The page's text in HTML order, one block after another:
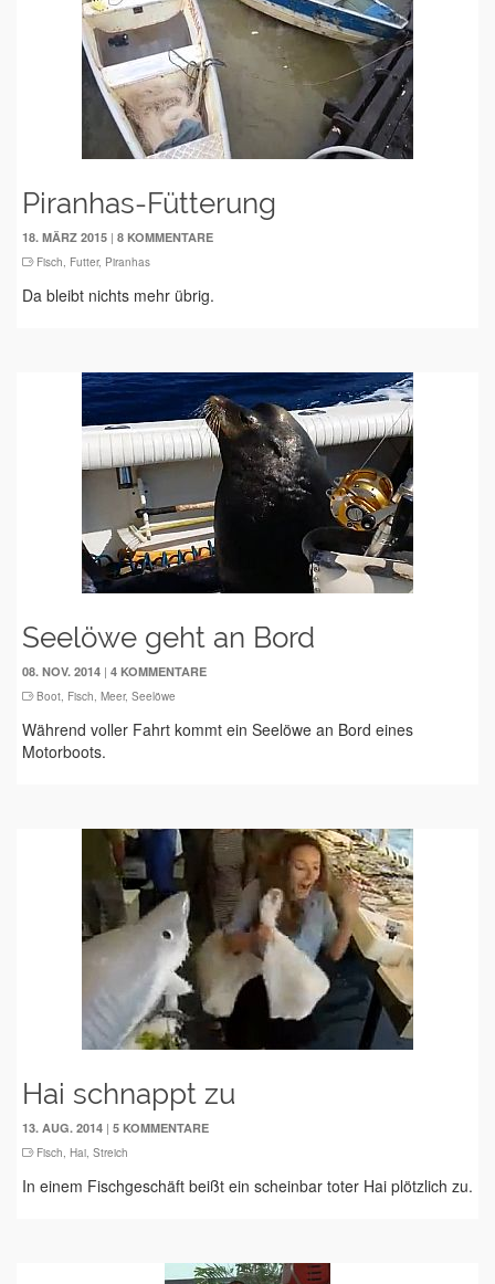
Piranhas-Fütterung
18. MÄRZ 2015 | 8 KOMMENTARE
Fisch, Futter, Piranhas
Da bleibt nichts mehr übrig.
Seelöwe geht an Bord
08. NOV. 2014 | 4 KOMMENTARE
Boot, Fisch, Meer, Seelöwe
Während voller Fahrt kommt ein Seelöwe an Bord eines
Motorboots.
Hai schnappt zu
13. AUG. 2014 | 5 KOMMENTARE
Fisch, Hai, Streich
In einem Fischgeschäft beißt ein scheinbar toter Hai plötzlich zu.